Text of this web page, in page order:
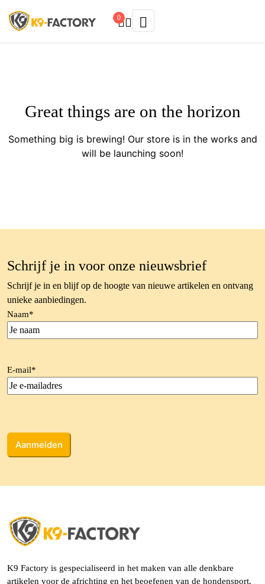
0
Great things are on the horizon
Something big is brewing! Our store is in the works and
will be launching soon!
Schrijf je in voor onze nieuwsbrief
Schrijf je in en blijf op de hoogte van nieuwe artikelen en ontvang
unieke aanbiedingen.
Naam*
E-mail*
K9 Factory is gespecialiseerd in het maken van alle denkbare
artikelen voor de africhting en het beoefenen van de hondensport.